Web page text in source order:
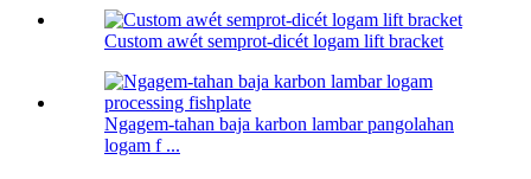
Custom awét semprot-dicét logam lift bracket
Ngagem-tahan baja karbon lambar pangolahan
logam f ...